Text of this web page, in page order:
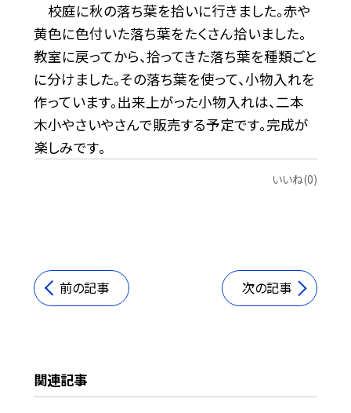
校庭に秋の落ち葉を拾いに行きました。赤や
黄色に色付いた落ち葉をたくさん拾いました。
教室に戻ってから、拾ってきた落ち葉を種類ごと
に分けました。その落ち葉を使って、小物入れを
作っています。出来上がった小物入れは、二本
木小やさいやさんで販売する予定です。完成が
楽しみです。
いいね(0)
前の記事 次の記事
関連記事